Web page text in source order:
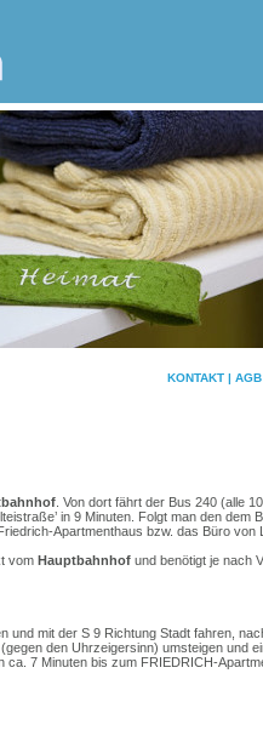
KONTAKT | AGB
. Von dort fährt der Bus 240 (alle
in 9 Minuten. Folgt man den dem
Apartmenthaus bzw. das Büro von
vom Hauptbahnhof und benötigt je nach
und mit der S 9 Richtung Stadt fahren,
(gegen den Uhrzeigersinn) umsteigen und
ca. 7 Minuten bis zum FRIEDRICH-